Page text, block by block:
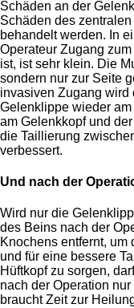
Schäden an der
Schäden des
behandelt werden. In
Operateur Zugang
ist, ist sehr klein. Die
sondern nur zur Seite
invasiven Zugang wird
Gelenklippe wieder
am Gelenkkopf und
die Taillierung
verbessert.
Und nach der
Wird nur die
des Beins nach der
Knochens entfernt, um
und für eine bessere
Hüftkopf zu sorgen,
nach der Operation
braucht Zeit zur